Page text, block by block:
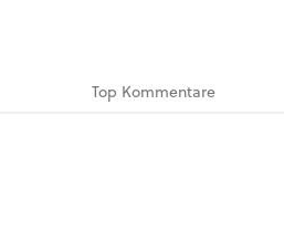
Top Kommentare